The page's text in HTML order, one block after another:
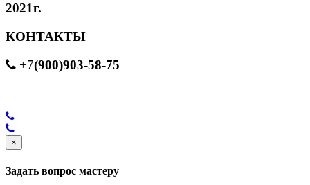
2021г.
КОНТАКТЫ
+7(900)903-58-75
×
Задать вопрос мастеру